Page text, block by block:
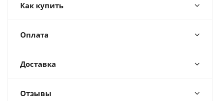
Как купить
Оплата
Доставка
Отзывы